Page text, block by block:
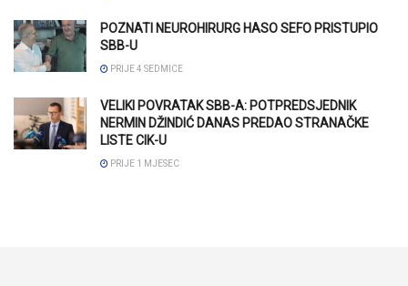
POZNATI NEUROHIRURG HASO SEFO PRISTUPIO
SBB-U
PRIJE 4 SEDMICE
VELIKI POVRATAK SBB-A: POTPREDSJEDNIK
NERMIN DŽINDIĆ DANAS PREDAO STRANAČKE
LISTE CIK-U
PRIJE 1 MJESEC